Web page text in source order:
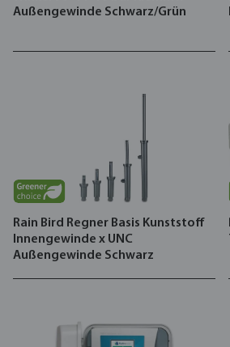
Außengewinde Schwarz/Grün
Rain Bird Regner Basis Kunststoff
Innengewinde x UNC
Außengewinde Schwarz